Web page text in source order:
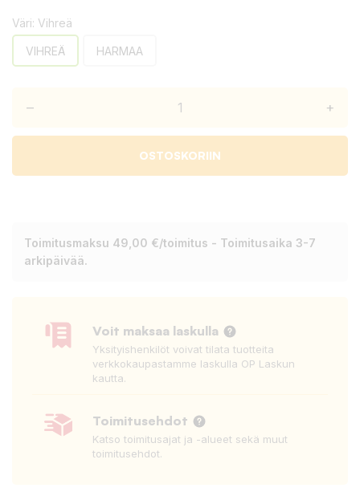
Väri: Vihreä
VIHREÄ HARMAA
– +
OSTOSKORIIN
Toimitusmaksu 49,00 €/toimitus - Toimitusaika 3-7
arkipäivää.
Voit maksaa laskulla
Yksityishenkilöt voivat tilata tuotteita
verkkokaupastamme laskulla OP Laskun
kautta.
Toimitusehdot
Katso toimitusajat ja -alueet sekä muut
toimitusehdot.